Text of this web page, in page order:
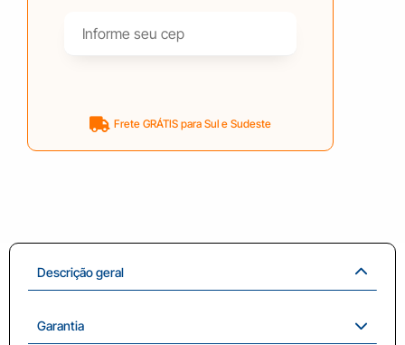
Frete GRÁTIS para Sul e Sudeste
Descrição geral
Garantia